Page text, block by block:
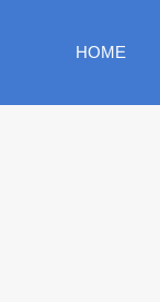
HOME